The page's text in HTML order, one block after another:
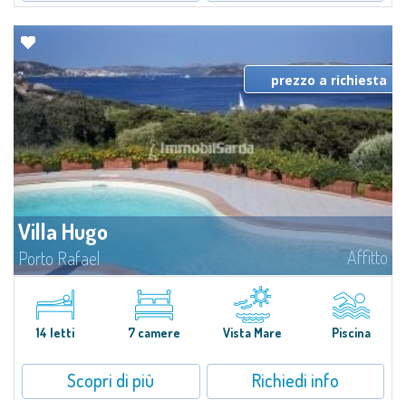
Villa Hugo
Porto Rafael Affitto
Nell'esclusiva e pittoresca località di Porto Rafael, sorge Villa Hugo, una
delle più ampie ville di Porto Rafael, affascinante proprietà caratterizzata da
un'invidiabile posizione panoramica...
prezzo a richiesta
14 letti 7 camere Vista Mare Piscina
Scopri di più Richiedi info